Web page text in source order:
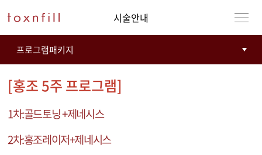
시술안내
시술내용123
[홍조 5주 프로그램]
1차:골드토닝+제네시스
2차:홍조레이저+제네시스